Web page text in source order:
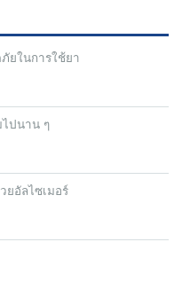
ยในการใช้ยา
ไปนาน ๆ
ยอัลไซเมอร์